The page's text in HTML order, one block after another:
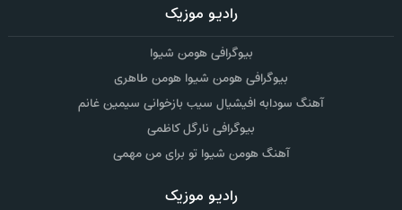
رادیو موزیک
بیوگرافی هومن شیوا
بیوگرافی هومن شیوا هومن طاهری
آهنگ سودابه افیشیال سیب بازخوانی سیمین غانم
بیوگرافی نارگل کاظمی
آهنگ هومن شیوا تو برای من مهمی
رادیو موزیک